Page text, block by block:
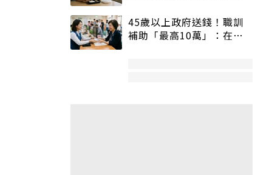
45歲以上政府送錢！職訓
補助「最高10萬」：在